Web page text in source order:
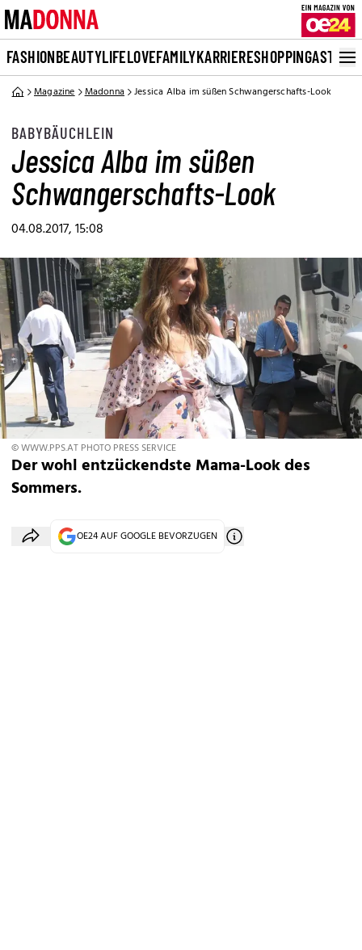
FASHIONBEAUTYLIFELOVEFAMILYKARRIERESHOPPINGASTRO
Magazine Madonna Jessica Alba im süßen Schwangerschafts-Look
BABYBÄUCHLEIN
Jessica Alba im süßen
Schwangerschafts-Look
04.08.2017, 15:08
© WWW.PPS.AT PHOTO PRESS SERVICE
Der wohl entzückendste Mama-Look des
Sommers.
OE24 AUF GOOGLE BEVORZUGEN